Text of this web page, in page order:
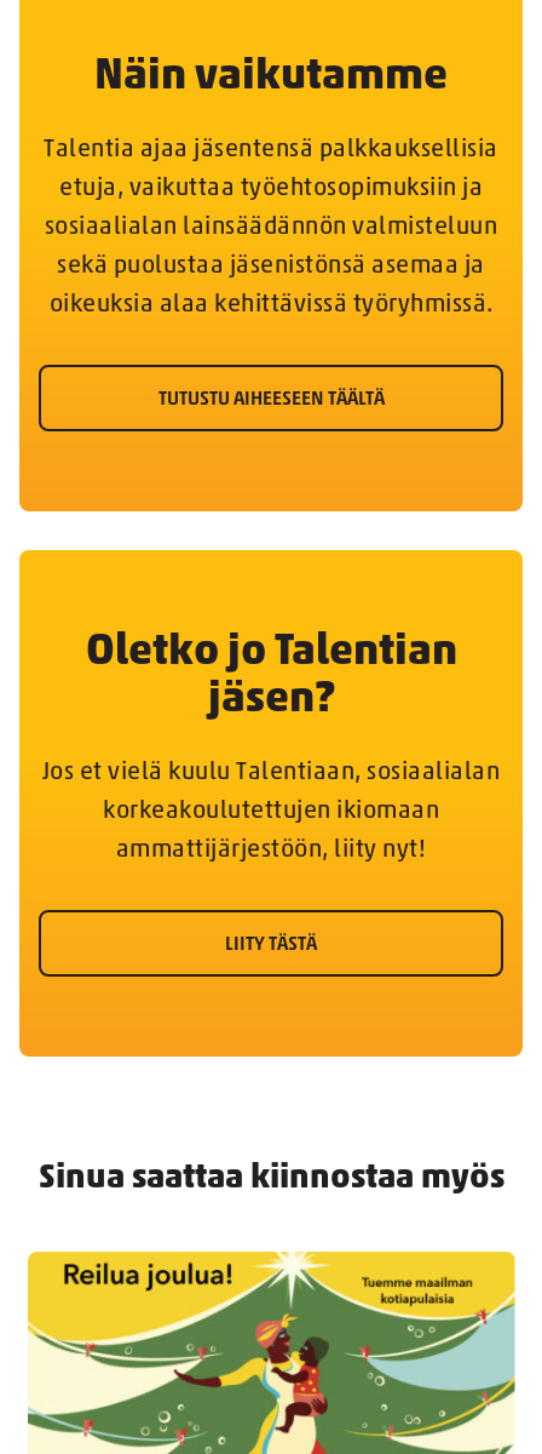
Näin vaikutamme
Talentia ajaa jäsentensä palkkauksellisia
etuja, vaikuttaa työehtosopimuksiin ja
sosiaalialan lainsäädännön valmisteluun
sekä puolustaa jäsenistönsä asemaa ja
oikeuksia alaa kehittävissä työryhmissä.
TUTUSTU AIHEESEEN TÄÄLTÄ
Oletko jo Talentian
jäsen?
Jos et vielä kuulu Talentiaan, sosiaalialan
korkeakoulutettujen ikiomaan
ammattijärjestöön, liity nyt!
LIITY TÄSTÄ
Sinua saattaa kiinnostaa myös